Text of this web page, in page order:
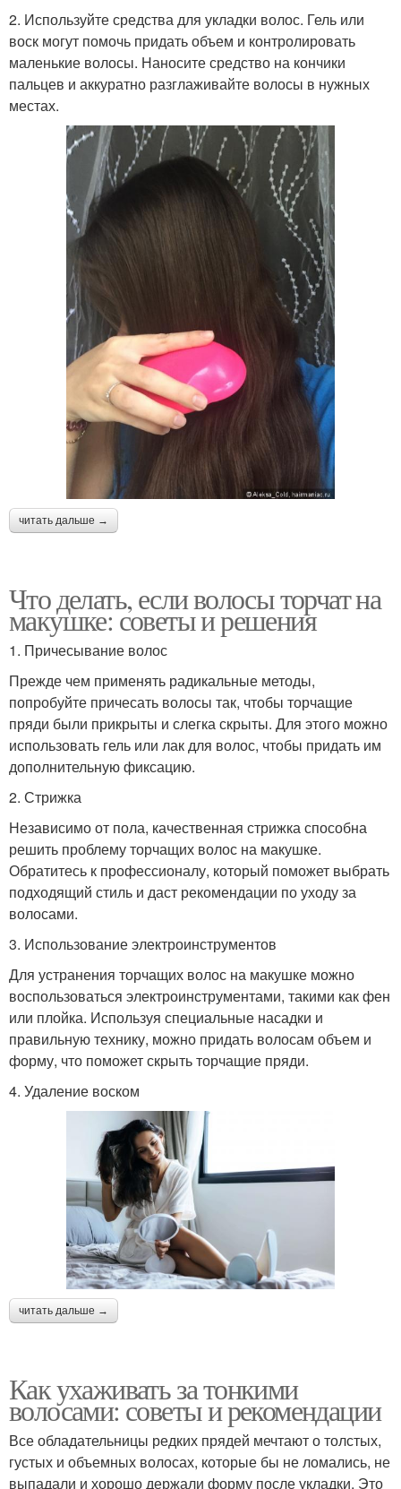
2. Используйте средства для укладки волос. Гель или
воск могут помочь придать объем и контролировать
маленькие волосы. Наносите средство на кончики
пальцев и аккуратно разглаживайте волосы в нужных
местах.
читать дальше →
Что делать, если волосы торчат на
макушке: советы и решения
1. Причесывание волос
Прежде чем применять радикальные методы,
попробуйте причесать волосы так, чтобы торчащие
пряди были прикрыты и слегка скрыты. Для этого можно
использовать гель или лак для волос, чтобы придать им
дополнительную фиксацию.
2. Стрижка
Независимо от пола, качественная стрижка способна
решить проблему торчащих волос на макушке.
Обратитесь к профессионалу, который поможет выбрать
подходящий стиль и даст рекомендации по уходу за
волосами.
3. Использование электроинструментов
Для устранения торчащих волос на макушке можно
воспользоваться электроинструментами, такими как фен
или плойка. Используя специальные насадки и
правильную технику, можно придать волосам объем и
форму, что поможет скрыть торчащие пряди.
4. Удаление воском
читать дальше →
Как ухаживать за тонкими
волосами: советы и рекомендации
Все обладательницы редких прядей мечтают о толстых,
густых и объемных волосах, которые бы не ломались, не
выпадали и хорошо держали форму после укладки. Это